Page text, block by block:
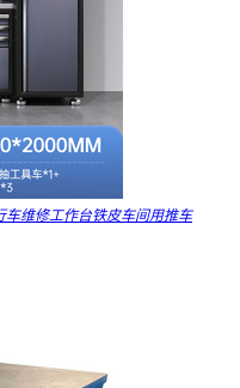
车维修工作台铁皮车间用推车